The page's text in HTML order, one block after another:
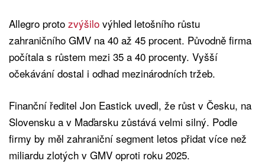
Allegro proto zvýšilo výhled letošního růstu
zahraničního GMV na 40 až 45 procent. Původně firma
počítala s růstem mezi 35 a 40 procenty. Vyšší
očekávání dostal i odhad mezinárodních tržeb.
Finanční ředitel Jon Eastick uvedl, že růst v Česku, na
Slovensku a v Maďarsku zůstává velmi silný. Podle
firmy by měl zahraniční segment letos přidat více než
miliardu zlotých v GMV oproti roku 2025.